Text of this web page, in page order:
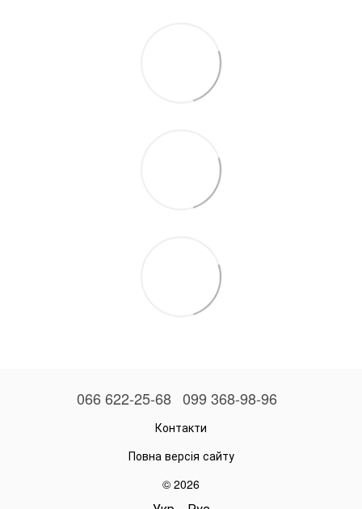
066 622-25-68 099 368-98-96
Контакти
Повна версія сайту
© 2026